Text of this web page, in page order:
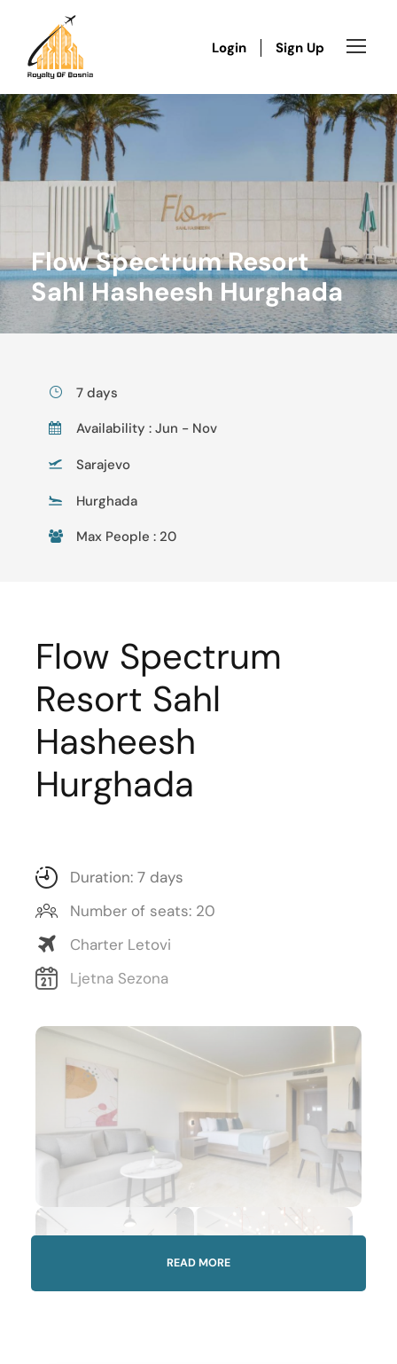
Login Sign Up
Flow Spectrum Resort
Sahl Hasheesh Hurghada
7 days
Availability : Jun - Nov
Sarajevo
Hurghada
Max People : 20
Flow Spectrum
Resort Sahl
Hasheesh
Hurghada
Duration: 7 days
Number of seats: 20
Charter Letovi
Ljetna Sezona
READ MORE